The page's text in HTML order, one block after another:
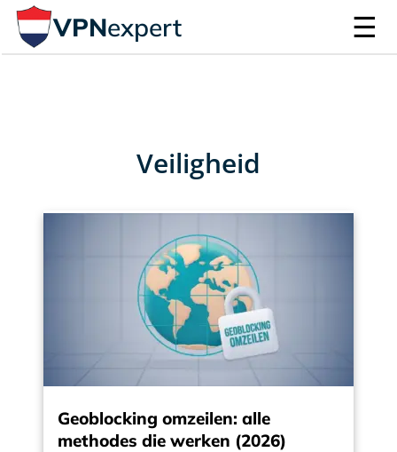
VPNexpert ☰
Veiligheid
Geoblocking omzeilen: alle
methodes die werken (2026)